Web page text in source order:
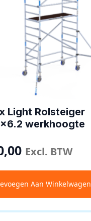
Light Rolsteiger
werkhoogte
Excl. BTW
Aan Winkelwagen